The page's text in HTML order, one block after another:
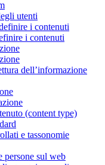
utenti
i contenuti
i contenuti
dell’informazione
(content type)
e tassonomie
persone sul web